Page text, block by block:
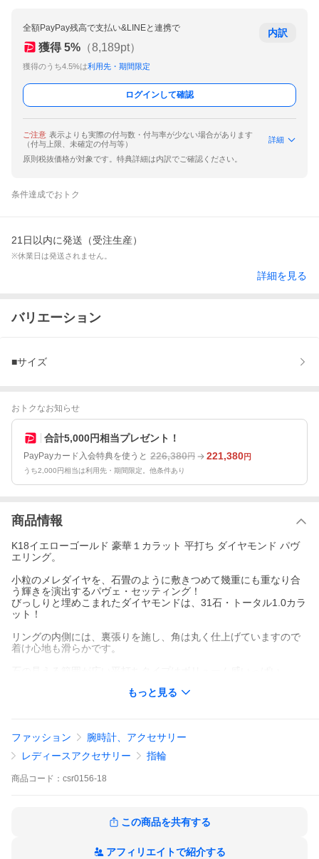
全額PayPay残高で支払い&LINEと連携で
獲得 5% （8,189pt）
獲得のうち4.5%は利用先・期間限定
内訳
ログインして確認
ご注意 表示よりも実際の付与数・付与率が少ない場合があります
（付与上限、未確定の付与等）
詳細
原則税抜価格が対象です。特典詳細は内訳でご確認ください。
条件達成でおトク
21日以内に発送（受注生産）
※休業日は発送されません。
詳細を見る
バリエーション
■サイズ
おトクなお知らせ
合計5,000円相当プレゼント！
PayPayカード入会特典を使うと 226,380円 221,380円
うち2,000円相当は利用先・期間限定。他条件あり
商品情報
K18イエローゴールド 豪華１カラット 平打ち ダイヤモンド パヴ
エリング。
小粒のメレダイヤを、石畳のように敷きつめて幾重にも重なり合
う輝きを演出するパヴェ・セッティング！
びっしりと埋めこまれたダイヤモンドは、31石・トータル1.0カラ
ット！
リングの内側には、裏張りを施し、角は丸く仕上げていますので
着け心地も滑らかです。
*------------------------------------------------------*
【送料無料】【代引手数料無料】【保証書】
*------------------------------------------------------*
材質 ：K18イエローゴールド
■ラグジュアリーな輝き！
ボリューム感いっぱい
もっと見る
ファッション
腕時計、アクセサリー
レディースアクセサリー
指輪
商品 コード： csr0156-18
この商品を共有する
アフィリエイトで紹介する